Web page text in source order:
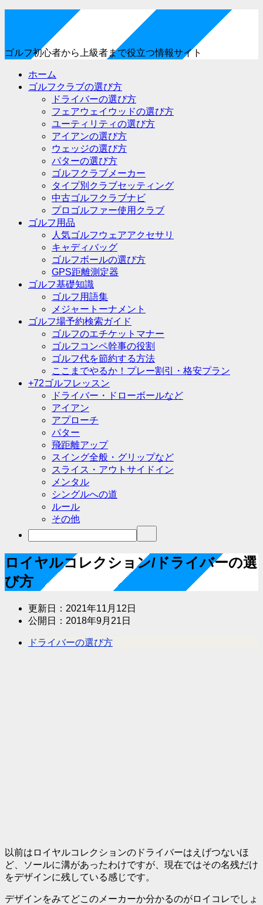
ゴルフ初心者から上級者まで役立つ情報サイト
ホーム
ゴルフクラブの選び方
ドライバーの選び方
フェアウェイウッドの選び方
ユーティリティの選び方
アイアンの選び方
ウェッジの選び方
パターの選び方
ゴルフクラブメーカー
タイプ別クラブセッティング
中古ゴルフクラブナビ
プロゴルファー使用クラブ
ゴルフ用品
人気ゴルフウェアアクセサリ
キャディバッグ
ゴルフボールの選び方
GPS距離測定器
ゴルフ基礎知識
ゴルフ用語集
メジャートーナメント
ゴルフ場予約検索ガイド
ゴルフのエチケットマナー
ゴルフコンペ幹事の役割
ゴルフ代を節約する方法
ここまでやるか！プレー割引・格安プラン
+72ゴルフレッスン
ドライバー・ドローボールなど
アイアン
アプローチ
パター
飛距離アップ
スイング全般・グリップなど
スライス・アウトサイドイン
メンタル
シングルへの道
ルール
その他
ロイヤルコレクション/ドライバーの選
び方
更新日： 2021年11月12日
公開日： 2018年9月21日
ドライバーの選び方
以前はロイヤルコレクションのドライバーはえげつないほ
ど、ソールに溝があったわけですが、現在ではその名残だけ
をデザインに残している感じです。
デザインをみてどこのメーカーか分かるのがロイコレでしょ